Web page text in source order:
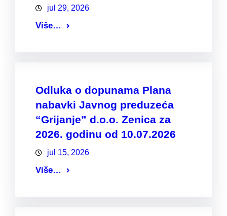
jul 29, 2026
Više…
Odluka o dopunama Plana
nabavki Javnog preduzeća
“Grijanje” d.o.o. Zenica za
2026. godinu od 10.07.2026
jul 15, 2026
Više…